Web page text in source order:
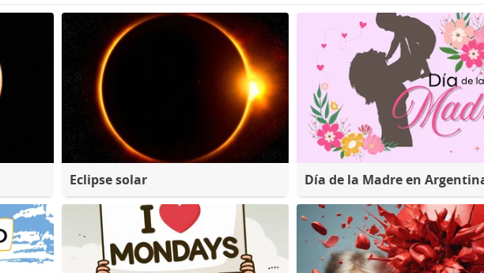
Eclipse solar Día de la Madre en